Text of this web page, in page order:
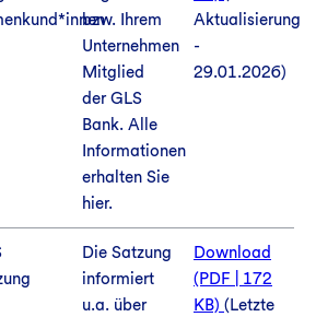
bzw. Ihrem
Unternehmen
Mitglied
der GLS
Bank. Alle
Informationen
erhalten Sie
hier.
Aktualisierung
-
29.01.2026)
Die Satzung
informiert
u.a. über
Download
(PDF | 172
KB) (Letzte